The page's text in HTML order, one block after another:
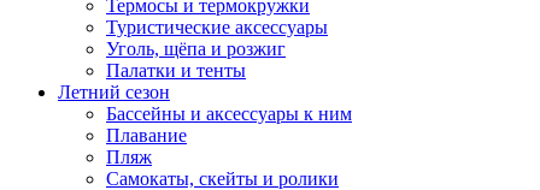
Термосы и термокружки
Туристические аксессуары
Уголь, щёпа и розжиг
Палатки и тенты
Летний сезон
Бассейны и аксессуары к ним
Плавание
Пляж
Самокаты, скейты и ролики